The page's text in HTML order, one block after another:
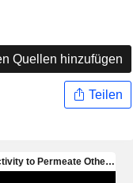
Quellen hinzufügen
Teilen